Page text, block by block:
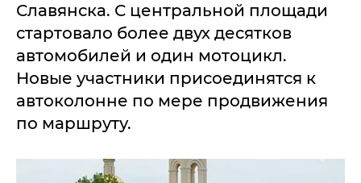
Славянска. С центральной площади
стартовало более двух десятков
автомобилей и один мотоцикл.
Новые участники присоединятся к
автоколонне по мере продвижения
по маршруту.